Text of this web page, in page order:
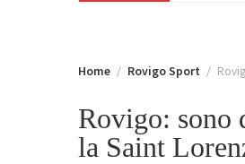
Home Rovigo Sport
Rovigo: sono
la Saint